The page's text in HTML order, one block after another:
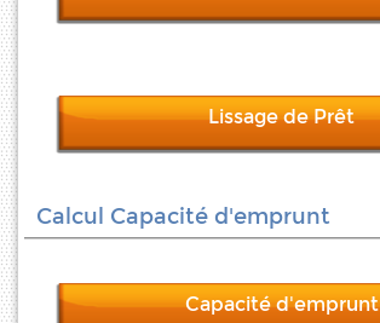
Lissage de Prêt
Calcul Capacité d'emprunt
Capacité d'emprunt